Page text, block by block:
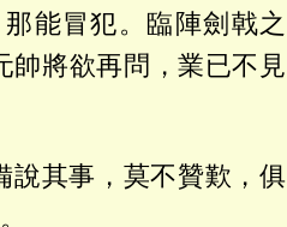
能冒犯。臨陣劍戟之
帥將欲再問，業已不見
說其事，莫不贊歎，俱